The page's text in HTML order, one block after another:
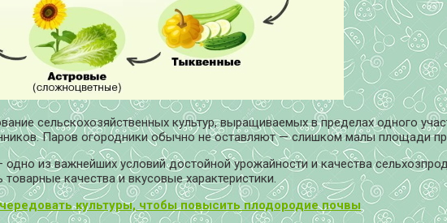
сельскохозяйственных культур, выращиваемых в пределах одного
Паров огородники обычно не оставляют — слишком малы площади
из важнейших условий достойной урожайности и качества
качества и вкусовые характеристики.
культуры, чтобы повысить плодородие почвы